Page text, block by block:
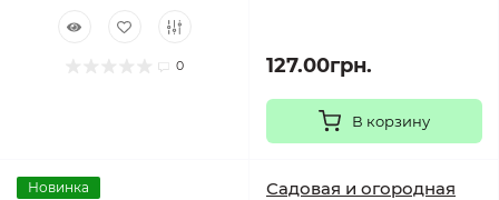
0 127.00грн.
В корзину
Новинка
Садовая и огородная